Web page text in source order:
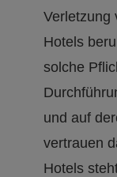
Verletzung
Hotels
solche
und auf
vertrauen
Hotels